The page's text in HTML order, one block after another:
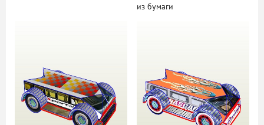
из бумаги